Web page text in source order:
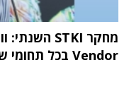
Vendor בכל תחומי שוק ה-IT